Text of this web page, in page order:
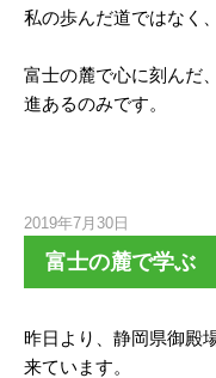
私の歩んだ道ではなく
富士の麓で心に刻んだ
進あるのみです。
2019年7月30日
富士の麓で学ぶ
昨日より、静岡県御殿
来ています。